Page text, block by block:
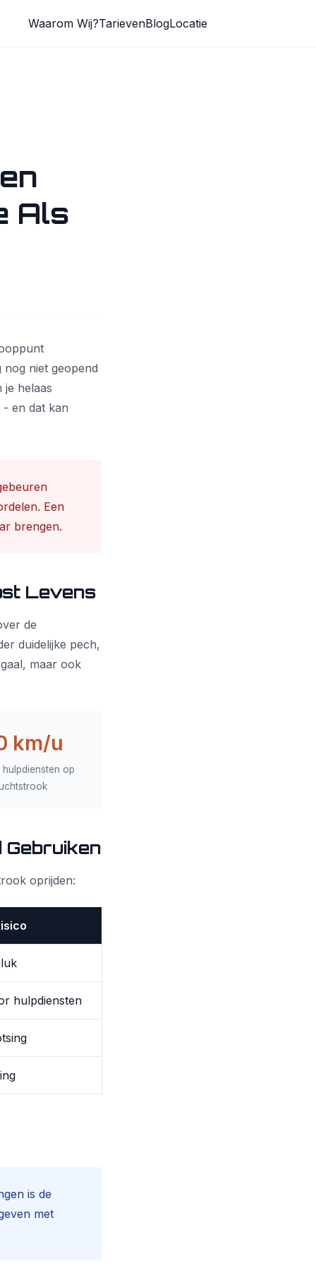
Waarom Wij?TarievenBlogLocatie
Als
nog niet geopend
helaas
- en dat kan
Een
brengen.
Levens
de
duidelijke pech,
maar ook
km/u
hulpdiensten op
oprijden:
hulpdiensten
is de
met